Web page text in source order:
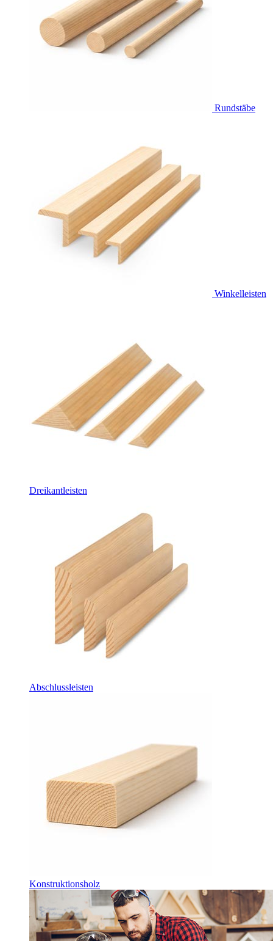
Rundstäbe
Winkelleisten
Dreikantleisten
Abschlussleisten
Konstruktionsholz